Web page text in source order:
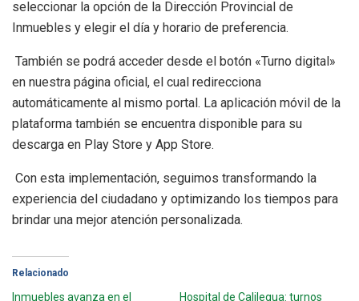
seleccionar la opción de la Dirección Provincial de
Inmuebles y elegir el día y horario de preferencia.
También se podrá acceder desde el botón «Turno digital»
en nuestra página oficial, el cual redirecciona
automáticamente al mismo portal. La aplicación móvil de la
plataforma también se encuentra disponible para su
descarga en Play Store y App Store.
Con esta implementación, seguimos transformando la
experiencia del ciudadano y optimizando los tiempos para
brindar una mejor atención personalizada.
Relacionado
Inmuebles avanza en el
Hospital de Calilegua: turnos